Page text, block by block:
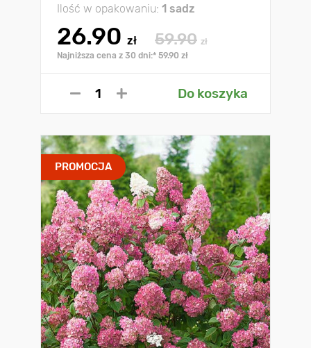
Ilość w opakowaniu: 1 sadz
26.90 zł 59.90 zł
Najniższa cena z 30 dni:* 59.90 zł
Do koszyka
PROMOCJA